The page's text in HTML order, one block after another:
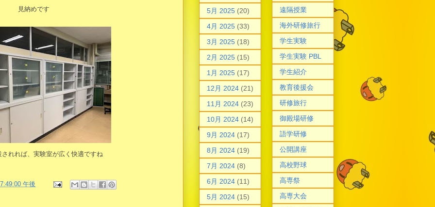
見納めです
れれば、実験室が広く快適ですね
午後
5月 2025 (20)
4月 2025 (33)
3月 2025 (18)
2月 2025 (15)
1月 2025 (17)
12月 2024 (21)
11月 2024 (23)
10月 2024 (14)
9月 2024 (17)
8月 2024 (19)
7月 2024 (8)
6月 2024 (11)
5月 2024 (15)
遠隔授業
海外研修旅行
学生実験
学生実験 PBL
学生紹介
教育後援会
研修旅行
御殿場研修
語学研修
公開講座
高校野球
高専祭
高専大会